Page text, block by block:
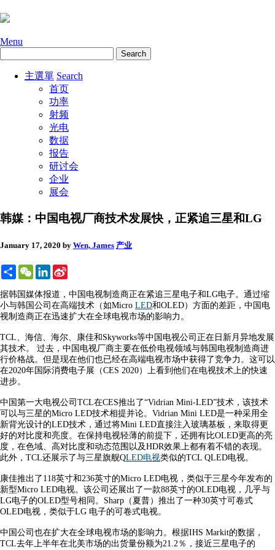
Menu
主選單 Search
首页
功率
射频
光电
数据
报告
研讨会
企业
展会
韩媒：中国电视厂商技术发展快，正紧追三星和LG
January 17, 2020 by Wen, James 产业
ShareWeChatLinkedIn
据韩国媒体报道，中国电视制造商正在紧追三星电子和LG电子。通过缩
小与韩国公司在高端技术（如Micro LED和OLED）方面的差距，中国电
视制造商正在迅速扩大在全球电视市场的影响力。
TCL、海信、海尔、康佳和Skyworks等中国电视公司正在日新月异地发展
其技术。 过去，中国电视厂商主要在低价电视领域与韩国电视制造商进
行价格战。但是现在他们也已经在高端电视市场中获得了竞争力。这可以
在2020年国际消费电子展（CES 2020）上看到他们在电视技术上的快速
进步。
中国第一大电视公司TCL在CES推出了“Vidrian Mini-LED”技术，该技术
可以与三星的Micro LED技术相提并论。Vidrian Mini LED是一种采用全
新背光设计的LED技术，通过将Mini LED直接注入玻璃基板，来取得更
好的对比度和亮度。在保持电视轻薄的前提下，还拥有比OLED更高的亮
度，在色域、高对比度和动态范围以及HDR效果上都有着不错的表现。
此外，TCL还展示了与三星旗舰QLED电视类似的TCL QLED电视。
康佳推出了118英寸和236英寸的Micro LED电视，类似于三星今年发布的
新型Micro LED电视。该公司还展出了一款88英寸的OLED电视，几乎与
LG电子的OLED型号相同。Sharp（夏普）推出了一种30英寸可卷式
OLED电视，类似于LG 电子的可卷式电视。
中国公司也在扩大在全球电视市场的影响力。根据IHS Markit的数据，
TCL去年上半年在北美市场的出货量份额为21.2％，接近三星电子的